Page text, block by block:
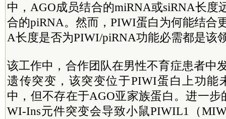
中，AGO成员结合的miRNA或siRNA长度
合的piRNA。然而，PIWI蛋白为何能结合
A长度是否为PIWI/piRNA功能必需都是该
该工作中，合作团队在男性不育症患者中
遗传突变，该突变位于PIWI蛋白上功能
中，但不存在于AGO亚家族蛋白。进一步
WI-Ins元件突变会导致小鼠PIWIL1（